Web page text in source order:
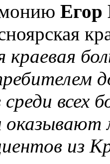
Егор
краевая
всех
оказывают
из